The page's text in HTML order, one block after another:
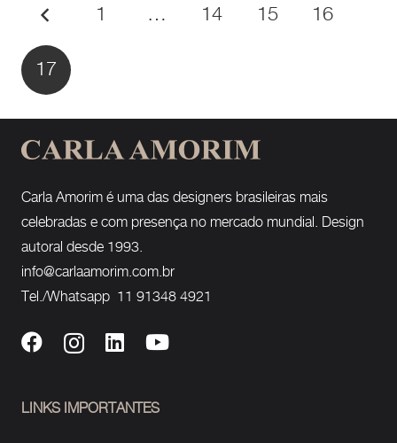
1 … 14 15 16
17
Carla Amorim é uma das designers brasileiras mais
celebradas e com presença no mercado mundial. Design
autoral desde 1993.
info@carlaamorim.com.br
Tel./Whatsapp 11 91348 4921
LINKS IMPORTANTES